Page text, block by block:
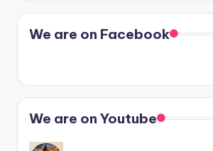
We are on Facebook
We are on Youtube